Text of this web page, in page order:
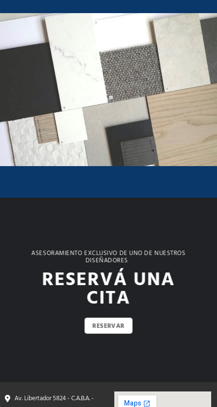
ASESORAMIENTO EXCLUSIVO DE UNO DE NUESTROS
DISEÑADORES
RESERVÁ UNA
CITA
RESERVAR
Av. Libertador 5824 - C.A.B.A. -